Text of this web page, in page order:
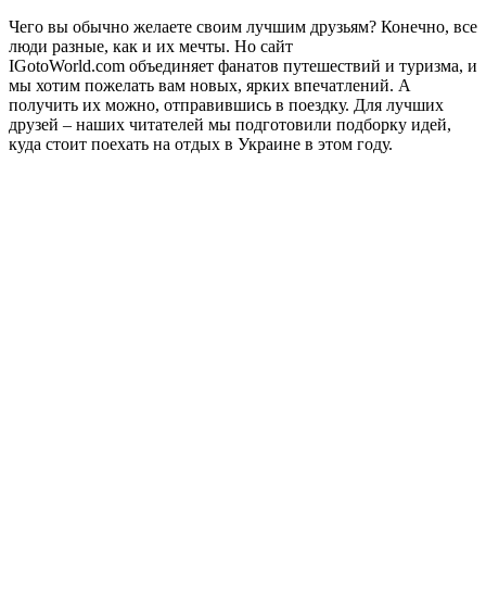
Чего вы обычно желаете своим лучшим друзьям? Конечно, все
люди разные, как и их мечты. Но сайт
IGotoWorld.com объединяет фанатов путешествий и туризма, и
мы хотим пожелать вам новых, ярких впечатлений. А
получить их можно, отправившись в поездку. Для лучших
друзей – наших читателей мы подготовили подборку идей,
куда стоит поехать на отдых в Украине в этом году.